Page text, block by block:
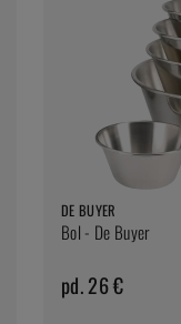
DE BUYER
Bol - De Buyer
pd. 26 €